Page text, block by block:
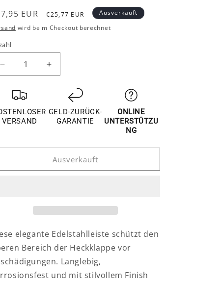
EUR Verkaufspreis
€25,77 EUR
Ausverkauft
wird beim Checkout berechnet
Verringere
die
Menge
Opel
Mokka
Gepäckraum
Hinten
Erhöhe
die
Opel
Mokka
Gepäckraum
Abdeckung
Hinten
VERSAND
GELD-ZURÜCK-
GARANTIE
ONLINE
UNTERSTÜTZU
NG
Ausverkauft
elegante Edelstahlleiste schützt den
Bereich der Heckklappe vor
Langlebig,
und mit stilvollem Finish